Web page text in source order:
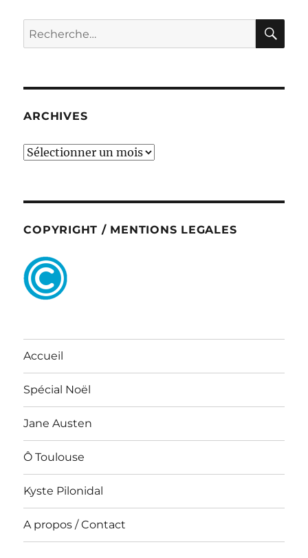
Recherche
pour :
ARCHIVES
ARCHIVES
COPYRIGHT / MENTIONS LEGALES
Accueil
Spécial Noël
Jane Austen
Ô Toulouse
Kyste Pilonidal
A propos / Contact